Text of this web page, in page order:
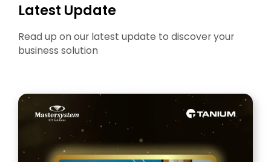
Latest Update
Read up on our latest update to discover your
business solution